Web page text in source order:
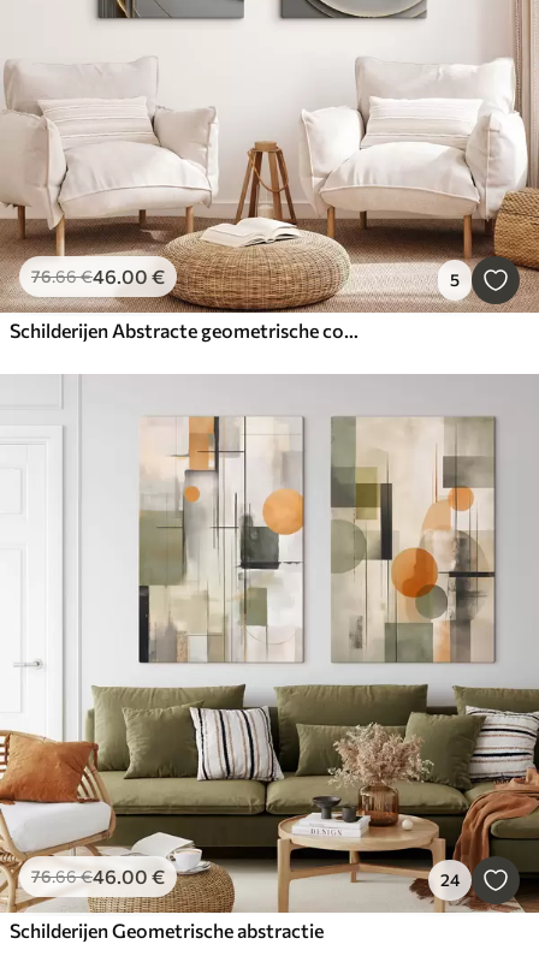
76.66€46.00 € 5
Schilderijen Abstracte geometrische compositie, met textuur, moderne, minimalistische kunst
76.66€46.00 € 24
Schilderijen Geometrische abstractie